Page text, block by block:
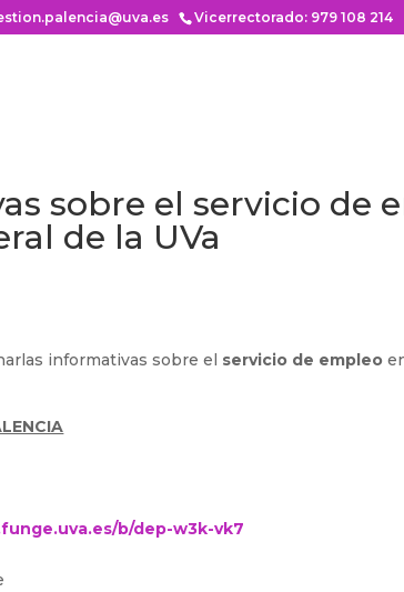
Vicerrectorado: 979 108 214
sobre el servicio de
de la UVa
informativas sobre el servicio de empleo
b/dep-w3k-vk7